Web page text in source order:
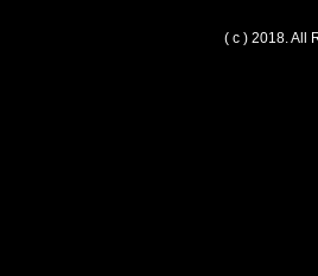
( c ) 2018. All